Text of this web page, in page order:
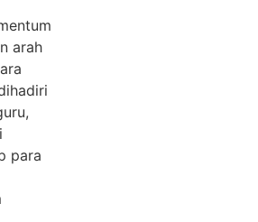
arah
para